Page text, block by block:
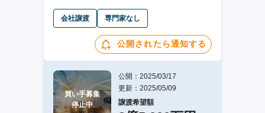
会社譲渡 専門家なし
公開されたら通知する
買い手募集
停止中
公開：2025/03/17
更新：2025/05/09
譲渡希望額